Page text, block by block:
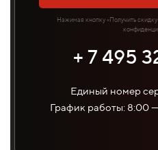
Нажимая кнопку «Получить
+ 7 495
Единый номер
График работы: 8:00